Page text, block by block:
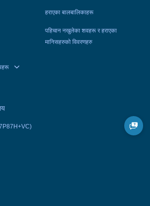
हराएका बालबालिकाहरू
पहिचान नखुलेका शवहरू र हराएका
मानिसहरुको विवरणहरु